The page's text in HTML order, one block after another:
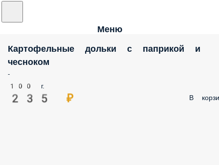
Меню
Картофельные дольки с паприкой и
чесноком
-
100 г.
235 ₽ В